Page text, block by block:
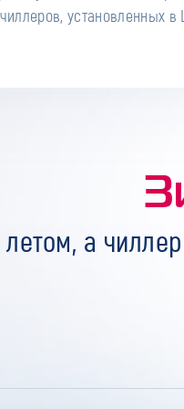
установленных
летом, а